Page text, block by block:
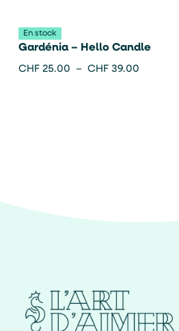
En stock
Gardénia – Hello Candle
CHF 25.00 – CHF 39.00